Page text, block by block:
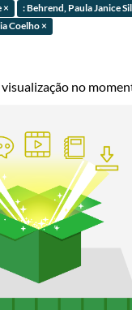
× : Behrend, Paula Janice
Coelho ×
no